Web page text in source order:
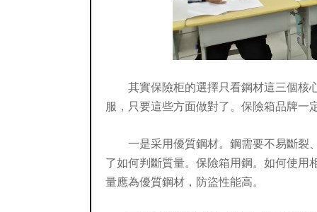
其實保險柜的選擇只看鋼材這三個核
服，只要這些方面做對了。保險箱品牌一
一是采用優質鋼材。鋼需要不易斷裂
了如何判斷質量。保險箱用鋼。如何使用
量應為優質鋼材，防盜性能高。